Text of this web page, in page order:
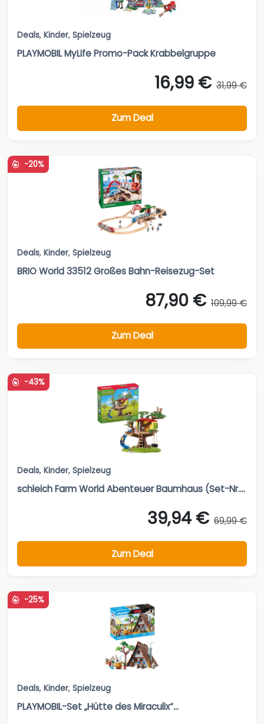
Deals, Kinder, Spielzeug
PLAYMOBIL MyLife Promo-Pack Krabbelgruppe
16,99 € 31,99 €
Zum Deal
-20%
Deals, Kinder, Spielzeug
BRIO World 33512 Großes Bahn-Reisezug-Set
87,90 € 109,99 €
Zum Deal
-43%
Deals, Kinder, Spielzeug
schleich Farm World Abenteuer Baumhaus (Set-Nr....
39,94 € 69,99 €
Zum Deal
-25%
Deals, Kinder, Spielzeug
PLAYMOBIL-Set „Hütte des Miraculix“...